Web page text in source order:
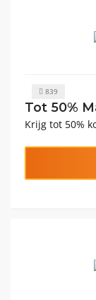
839
Tot 50%
Krijg tot 50%